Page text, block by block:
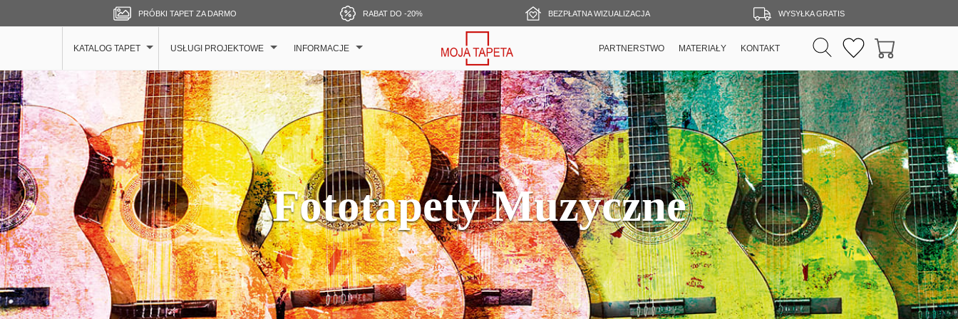
PRÓBKI TAPET ZA DARMO RABAT DO -20% BEZPŁATNA WIZUALIZACJA WYSYŁKA GRATIS
KATALOG TAPET USŁUGI PROJEKTOWE INFORMACJE PARTNERSTWO MATERIAŁY KONTAKT
Fototapety Muzyczne